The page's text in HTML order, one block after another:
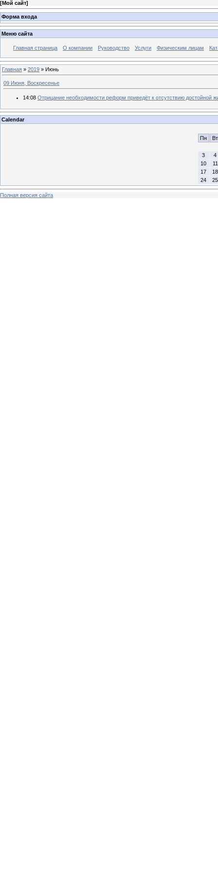
[Мой сайт]
Форма входа
Меню сайта
Главная страница О компании Руководство Услуги Физическим лицам
Главная » 2019 » Июнь
09 Июня, Воскресенье
14:08 Отрицание необходимости реформ приведёт к отсутствию достойной
Calendar
Пн Вт
3
4
10
11
17
18
24
25
Полная версия сайта